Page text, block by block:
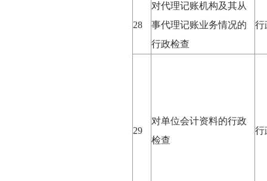
28
对代理记账机构及其从
事代理记账业务情况的
行政检查
行
29
对单位会计资料的行政
检查
行